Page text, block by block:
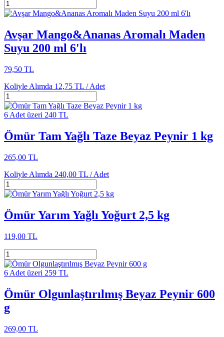
Avşar Mango&Ananas Aromalı Maden
Suyu 200 ml 6'lı
79,50 TL
Koliyle Alımda 12,75 TL /Adet
6 Adet üzeri 240 TL
Ömür Tam Yağlı Taze Beyaz Peynir 1 kg
265,00 TL
Koliyle Alımda 240,00 TL /Adet
Ömür Yarım Yağlı Yoğurt 2,5 kg
119,00 TL
6 Adet üzeri 259 TL
Ömür Olgunlaştırılmış Beyaz Peynir 600
g
269,00 TL